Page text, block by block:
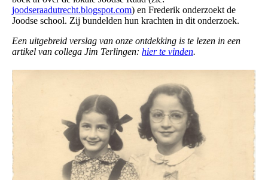
joodseraadutrecht.blogspot.com) en Frederik onderzoekt de
Joodse school. Zij bundelden hun krachten in dit onderzoek.
Een uitgebreid verslag van onze ontdekking is te lezen in een
artikel van collega Jim Terlingen: hier te vinden.